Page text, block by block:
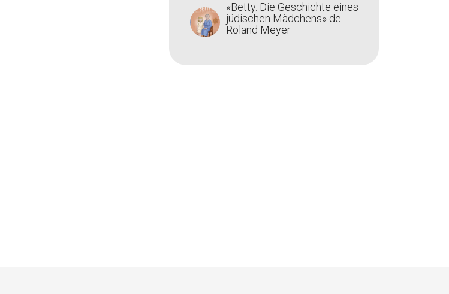
«Betty. Die Geschichte eines
jüdischen Mädchens» de
Roland Meyer